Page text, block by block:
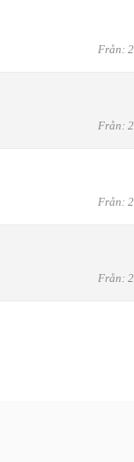
Från: 2
Från: 2
Från: 2
Från: 2